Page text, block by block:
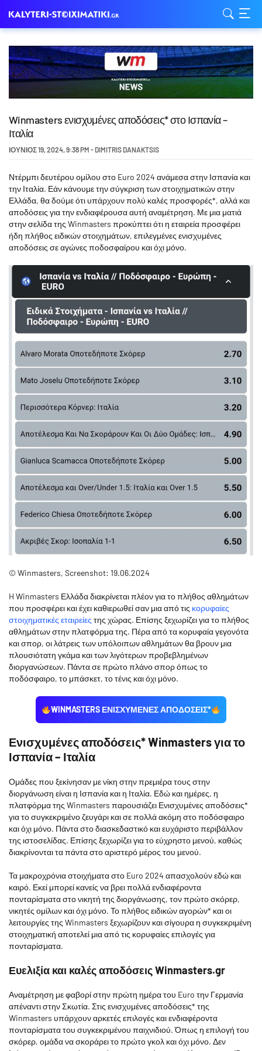
Winmasters ενισχυμένες αποδόσεις* στο Ισπανία –
Ιταλία
ΙΟΎΝΙΟΣ 19, 2024,9:38 PM - DIMITRIS DANAKTSIS
Ντέρμπι δευτέρου ομίλου στο Euro 2024 ανάμεσα στην Ισπανία και
την Ιταλία. Εάν κάνουμε την σύγκριση των στοιχηματικών στην
Ελλάδα, θα δούμε ότι υπάρχουν πολύ καλές προσφορές*, αλλά και
αποδόσεις για την ενδιαφέρουσα αυτή αναμέτρηση. Με μια ματιά
στην σελίδα της Winmasters προκύπτει ότι η εταιρεία προσφέρει
ήδη πλήθος ειδικών στοιχημάτων, επιλεγμένες ενισχυμένες
αποδόσεις σε αγώνες ποδοσφαίρου και όχι μόνο.
© Winmasters, Screenshot: 19.06.2024
H Winmasters Ελλάδα διακρίνεται πλέον για το πλήθος αθλημάτων
που προσφέρει και έχει καθιερωθεί σαν μια από τις κορυφαίες
στοιχηματικές εταιρείες της χώρας. Επίσης ξεχωρίζει για το πλήθος
αθλημάτων στην πλατφόρμα της. Πέρα από τα κορυφαία γεγονότα
και σπορ, οι λάτρεις των υπόλοιπων αθλημάτων θα βρουν μια
πλουσιότατη γκάμα και των λιγότερων προβεβλημένων
διοργανώσεων. Πάντα σε πρώτο πλάνο σπορ όπως το
ποδόσφαιρο, το μπάσκετ, το τένις και όχι μόνο.
WINMASTERS ΕΝΙΣΧΥΜΕΝΕΣ ΑΠΟΔΟΣΕΙΣ*
Ενισχυμένες αποδόσεις* Winmasters για το
Ισπανία – Ιταλία
Ομάδες που ξεκίνησαν με νίκη στην πρεμιέρα τους στην
διοργάνωση είναι η Ισπανία και η Ιταλία. Εδώ και ημέρες, η
πλατφόρμα της Winmasters παρουσιάζει Ενισχυμένες αποδόσεις*
για το συγκεκριμένο ζευγάρι και σε πολλά ακόμη στο ποδόσφαιρο
και όχι μόνο. Πάντα στο διασκεδαστικό και ευχάριστο περιβάλλον
της ιστοσελίδας. Επίσης ξεχωρίζει για το εύχρηστο μενού, καθώς
διακρίνονται τα πάντα στο αριστερό μέρος του μενού.
Τα μακροχρόνια στοιχήματα στο Euro 2024 απασχολούν εδώ και
καιρό. Εκεί μπορεί κανείς να βρει πολλά ενδιαφέροντα
πονταρίσματα στο νικητή της διοργάνωσης, τον πρώτο σκόρερ,
νικητές ομίλων και όχι μόνο. Το πλήθος ειδικών αγορών* και οι
λειτουργίες της Winmasters ξεχωρίζουν και σίγουρα η συγκεκριμένη
στοιχηματική αποτελεί μια από τις κορυφαίες επιλογές για
πονταρίσματα.
Ευελιξία και καλές αποδόσεις Winmasters.gr
Αναμέτρηση με φαβορί στην πρώτη ημέρα του Euro την Γερμανία
απέναντι στην Σκωτία. Στις ενισχυμένες αποδόσεις* της
Winmasters υπάρχουν αρκετές επιλογές και ενδιαφέροντα
πονταρίσματα του συγκεκριμένου παιχνιδιού. Όπως η επιλογή του
σκόρερ, ομάδα να σκοράρει το πρώτο γκολ και όχι μόνο. Δεν